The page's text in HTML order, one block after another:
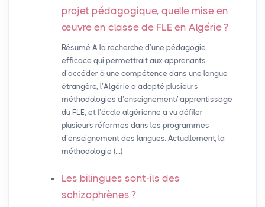
projet pédagogique, quelle mise en
œuvre en classe de FLE en Algérie?
Résumé A la recherche d’une pédagogie
efficace qui permettrait aux apprenants
d’accéder à une compétence dans une langue
étrangère, l’Algérie a adopté plusieurs
méthodologies d’enseignement/ apprentissage
du FLE, et l’école algérienne a vu défiler
plusieurs réformes dans les programmes
d’enseignement des langues. Actuellement, la
méthodologie (…)
Les bilingues sont-ils des
schizophrènes ?